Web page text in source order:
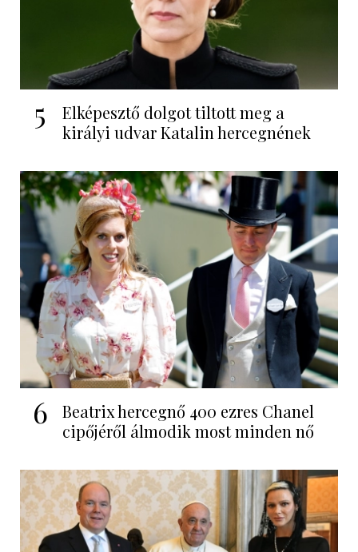
5
Elképesztő dolgot tiltott meg a
királyi udvar Katalin hercegnének
6
Beatrix hercegnő 400 ezres Chanel
cipőjéről álmodik most minden nő